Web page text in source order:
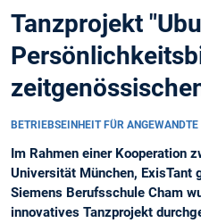
Tanzprojekt
BETRIEBSEINHEIT FÜR
Im Rahmen einer Kooperation
Universität München, ExisTant
Siemens Berufsschule Cham
innovatives Tanzprojekt